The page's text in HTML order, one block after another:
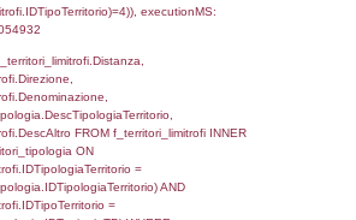
%m/%Y') as DataApertura,
%m/%Y') as DataUltimoPIR FROM
(((d3_ispezioni.IDNotifica)=4542)),
SELECT el_nazioni.DescIT,